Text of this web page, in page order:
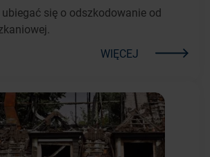
się o odszkodowanie od
WIĘCEJ